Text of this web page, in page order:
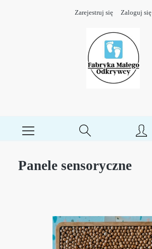
Zarejestruj się Zaloguj się
Panele sensoryczne